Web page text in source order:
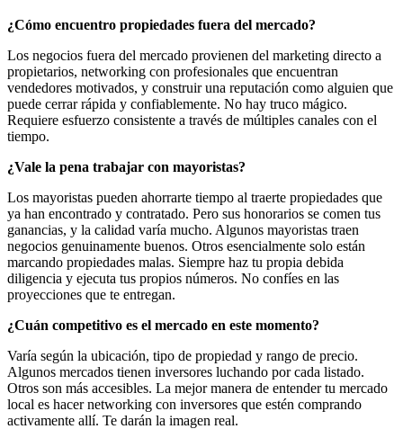
¿Cómo encuentro propiedades fuera del mercado?
Los negocios fuera del mercado provienen del marketing directo a
propietarios, networking con profesionales que encuentran
vendedores motivados, y construir una reputación como alguien que
puede cerrar rápida y confiablemente. No hay truco mágico.
Requiere esfuerzo consistente a través de múltiples canales con el
tiempo.
¿Vale la pena trabajar con mayoristas?
Los mayoristas pueden ahorrarte tiempo al traerte propiedades que
ya han encontrado y contratado. Pero sus honorarios se comen tus
ganancias, y la calidad varía mucho. Algunos mayoristas traen
negocios genuinamente buenos. Otros esencialmente solo están
marcando propiedades malas. Siempre haz tu propia debida
diligencia y ejecuta tus propios números. No confíes en las
proyecciones que te entregan.
¿Cuán competitivo es el mercado en este momento?
Varía según la ubicación, tipo de propiedad y rango de precio.
Algunos mercados tienen inversores luchando por cada listado.
Otros son más accesibles. La mejor manera de entender tu mercado
local es hacer networking con inversores que estén comprando
activamente allí. Te darán la imagen real.